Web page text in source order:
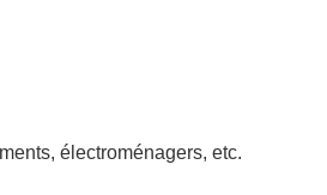
électroménagers, etc.